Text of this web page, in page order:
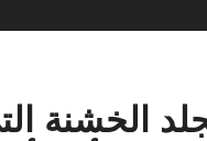
الخشنة